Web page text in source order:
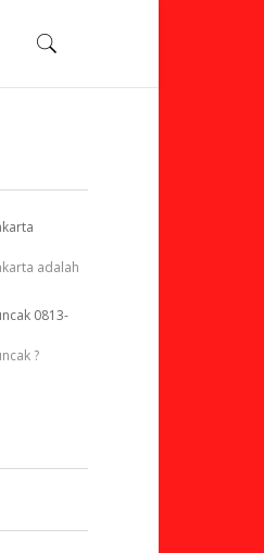
adalah
0813-
?